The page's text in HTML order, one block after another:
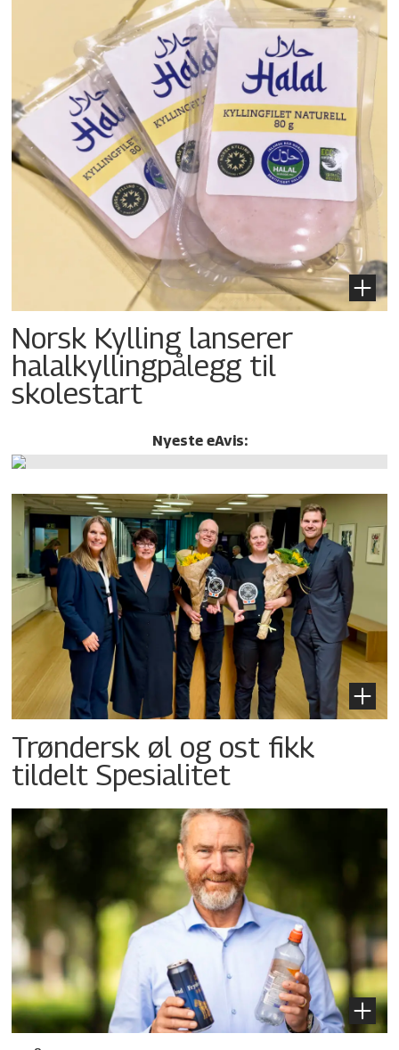
Norsk Kylling lanserer
halalkylling­pålegg til
skolestart
Nyeste eAvis:
Trøndersk øl og ost fikk
tildelt Spesialitet